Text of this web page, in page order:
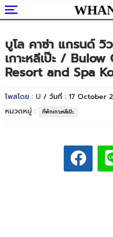
บูโล คาซ่า แกรนด์
เกาะหลีเป๊ะ /
Resort and Spa
โพสโดย : U / วันที่ : 17 October
หมวดหมู่ :
ที่พักเกาะหลีเป๊ะ